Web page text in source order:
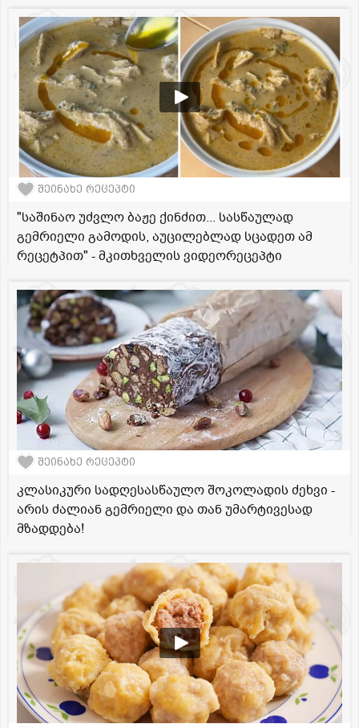
შეინახე რეცეპტი
"საშინაო უძვლო ბაჟე ქინძით... სასწაულად
გემრიელი გამოდის, აუცილებლად სცადეთ ამ
რეცეტპით" - მკითხველის ვიდეორეცეპტი
შეინახე რეცეპტი
კლასიკური სადღესასწაულო შოკოლადის ძეხვი -
არის ძალიან გემრიელი და თან უმარტივესად
მზადდება!